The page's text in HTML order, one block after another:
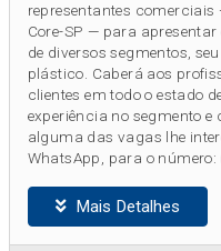
representantes
Core-SP — para
de diversos segmentos,
plástico. Caberá aos
clientes em todo o estado
experiência no segmento
alguma das vagas lhe
WhatsApp, para o
Mais Detalhes